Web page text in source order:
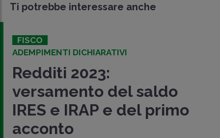
Ti potrebbe interessare anche
FISCO
ADEMPIMENTI DICHIARATIVI
Redditi 2023:
versamento del saldo
IRES e IRAP e del primo
acconto